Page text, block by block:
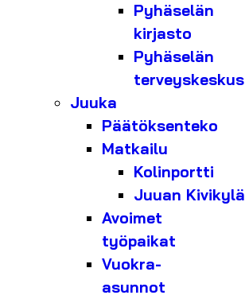
Pyhäselän
kirjasto
Pyhäselän
terveyskeskus
Juuka
Päätöksenteko
Matkailu
Kolinportti
Juuan Kivikylä
Avoimet
työpaikat
Vuokra-
asunnot